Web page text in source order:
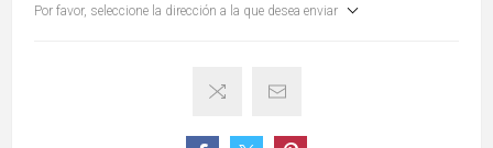
Por favor, seleccione la dirección a la que desea enviar